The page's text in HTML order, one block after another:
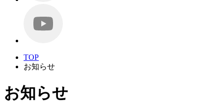
TOP
お知らせ
お知らせ